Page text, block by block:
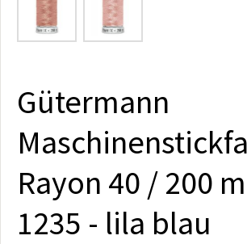
Gütermann
Rayon 40 / 200
1235 - lila blau